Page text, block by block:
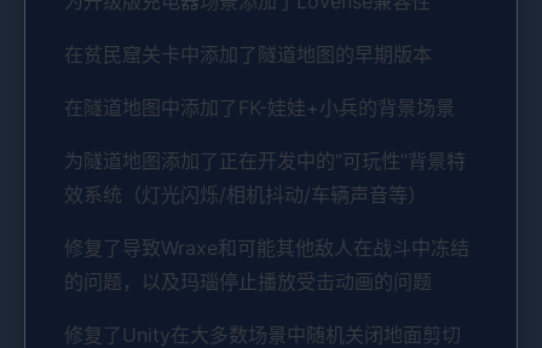
在贫民窟关卡中添加了隧道地图的早期版本
在隧道地图中添加了FK-娃娃+小兵的背景场景
为隧道地图添加了正在开发中的”可玩性”背景特
效系统（灯光闪烁/相机抖动/车辆声音等）
修复了导致Wraxe和可能其他敌人在战斗中冻结
的问题，以及玛瑙停止播放受击动画的问题
修复了Unity在大多数场景中随机关闭地面剪切